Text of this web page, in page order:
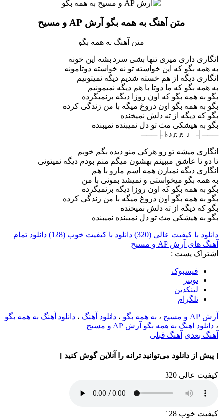
متن آهنگ به همه بگو آرش AP و مسیح
متن آهنگ به همه بگو
انگاری داری میری تنها بشی سرد بشه این خونه
به همه بگو که این خواسته تو نه خواسته دوتامونه
انگاری دیگه از هم خسته شدیم دیگه نمیتونیم
به همه بگو که ما دوتا با هم دیگه نمیمونیم
بگو به همه بگو که اون روزا دیگه برنمیگرده
بگو به همه بگو اون دروغ میگه با من زندگی کرده
بگو که دیگه از ته دلش نمیخنده
بگو به هیشکی مث تو دل نمیبنده نمیبنده
───┤ ♩♬♫♪♭ ├───
انگاری میشه تو رو هرکی منو دیده بگم خوبم
تا دو تا عاشق میبینم بهشون میگم منم بودم دیگه نمیتونی
انگاری دیگه نمیارن همه اسم مارو با هم
به همه بگو میخواستی و نمیشد بمونی با من
بگو به همه بگو که اون روزا دیگه برنمیگرده
بگو به همه بگو اون دروغ میگه با من زندگی کرده
بگو که دیگه از ته دلش نمیخنده
بگو به هیشکی مث تو دل نمیبنده نمیبنده
دانلود با کیفیت عالی (320) دانلود با کیفیت خوب (128)
دانلود تمام
آهنگ های آرش AP و مسیح
اشتراک پست :
فيسبوک
تويتر
لینکدین
تلگرام
آرش AP و مسیح ، به همه بگو ، دانلود آهنگ ، دانلود آهنگ به همه بگو
، دانلود اهنگ به همه بگو آرش AP و مسیح
آهنگ بعدی آهنگ قبلی
[ پیش از دانلود می‌توانید ترانه را آنلاین گوش کنید ]
کیفیت عالی 320
کیفیت خوب 128